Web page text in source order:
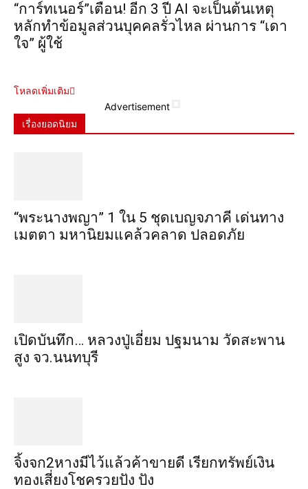
“การ์ทเนอร์”เตือน! อีก 3 ปี AI จะเป็นต้นเหตุ
หลักทำข้อมูลส่วนบุคคลรั่วไหล ผ่านการ “เดา
ใจ” ผู้ใช้
โหลดเพิ่มเติม
Advertisement
เรื่องยอดนิยม
“พระ​นาง​พญา” 1 ใน 5​ ชุดเบญจ​ภาคี​ เด่นทาง
เมตตา​ มหา​นิยม​แคล้วคลาด​ ปลอดภัย​
เปิดบันทึก… หลวงปู่เอี่ยม ​ปฐม​นาม​ วัดสะพาน
สูง​ จว.นนทบุรี
จิ้งจก​2​หาง​มีไว้แล้ว​ค้าขาย​ดี​ เรียก​ทรัพย์เงิน
ทอง​เสี่ยงโชค​รวยปัง​ ปัง​